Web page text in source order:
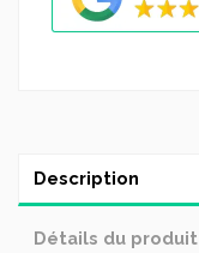
Description
Détails du produit